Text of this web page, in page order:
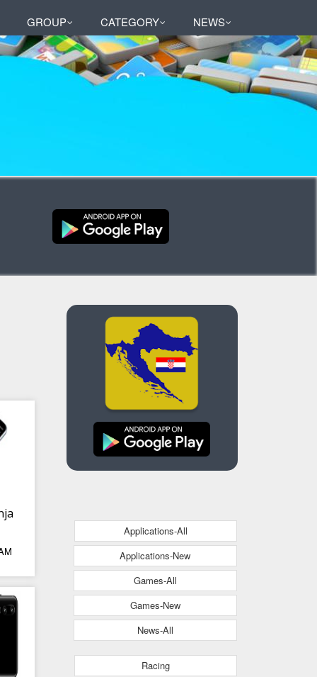
GROUP CATEGORY NEWS
Applications-All
Applications-New
Games-All
Games-New
News-All
Racing